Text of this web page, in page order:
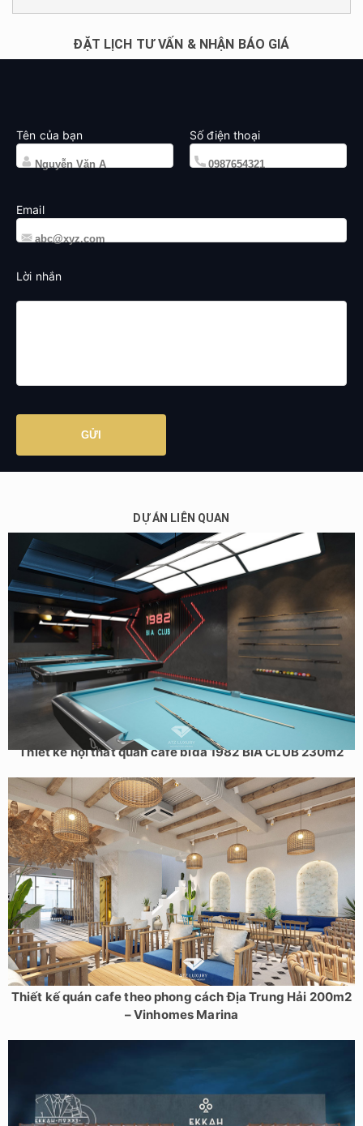
ĐẶT LỊCH TƯ VẤN & NHẬN BÁO GIÁ
Tên của bạn Số điện thoại
Email
Lời nhắn
DỰ ÁN LIÊN QUAN
Thiết kế nội thất quán cafe bida 1982 BIA CLUB 230m2
Thiết kế quán cafe theo phong cách Địa Trung Hải 200m2
– Vinhomes Marina